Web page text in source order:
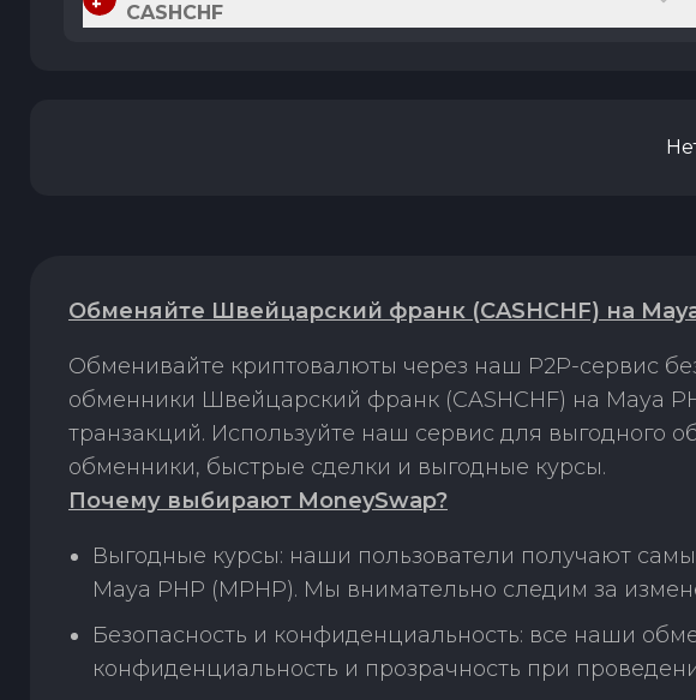
CASHCHF
Обменяйте Швейцарский франк (CASHCHF) на
Обменивайте криптовалюты через наш P2P-сервис
обменники Швейцарский франк (CASHCHF) на Maya
транзакций. Используйте наш сервис для
обменники, быстрые сделки и выгодные курсы.
Почему выбирают MoneySwap?
Выгодные курсы: наши пользователи получают
Maya PHP (MPHP). Мы внимательно следим за
Безопасность и конфиденциальность: все наши
конфиденциальность и прозрачность при